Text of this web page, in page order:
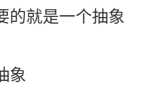
就是一个抽象
象